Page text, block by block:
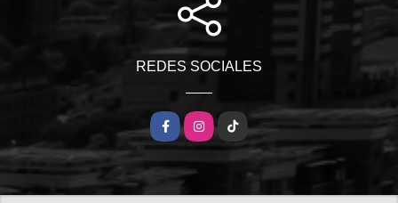
REDES SOCIALES
FacebookInstagramTikTok